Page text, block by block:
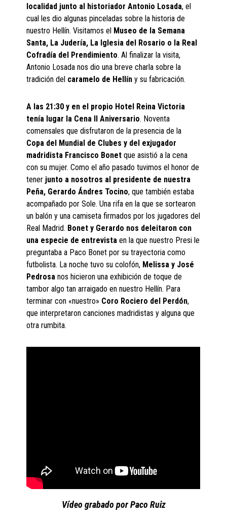
localidad junto al historiador Antonio Losada, el
cual les dio algunas pinceladas sobre la historia de
nuestro Hellín. Visitamos el Museo de la Semana
Santa, La Judería, La Iglesia del Rosario o la Real
Cofradía del Prendimiento. Al finalizar la visita,
Antonio Losada nos dio una breve charla sobre la
tradición del caramelo de Hellín y su fabricación.
A las 21:30 y en el propio Hotel Reina Victoria
tenía lugar la Cena II Aniversario. Noventa
comensales que disfrutaron de la presencia de la
Copa del Mundial de Clubes y del exjugador
madridista Francisco Bonet que asistió a la cena
con su mujer. Como el año pasado tuvimos el honor de
tener junto a nosotros al presidente de nuestra
Peña, Gerardo Ándres Tocino, que también estaba
acompañado por Sole. Una rifa en la que se sortearon
un balón y una camiseta firmados por los jugadores del
Real Madrid. Bonet y Gerardo nos deleitaron con
una especie de entrevistaen la que nuestro Presi le
preguntaba a Paco Bonet por su trayectoria como
futbolista. La noche tuvo su colofón, Melissa y José
Pedrosa nos hicieron una exhibición de toque de
tambor algo tan arraigado en nuestro Hellín. Para
terminar con «nuestro» Coro Rociero del Perdón,
que interpretaron canciones madridistas y alguna que
otra rumbita.
Vídeo grabado por Paco Ruiz